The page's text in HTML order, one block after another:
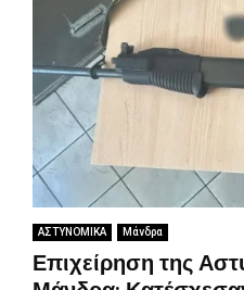
ΑΣΤΥΝΟΜΙΚΑ Μάνδρα
Επιχείρηση της